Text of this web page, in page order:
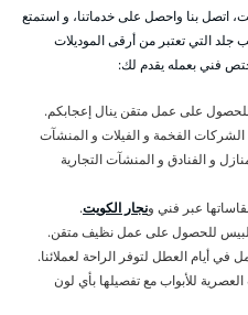
اتصل بنا واحصل على خدماتنا، و استمتع
جلد التي تعتبر من أرقى الموديلات
فني بعمله يقدم لك:
للحصول على عمل متقن ينال إعجابكم.
الفخمة و الفيلات و المنشآت
و الفنادق و المنشآت التجارية
عبر فني ونجار الكويت.
للحصول على عمل نظيف متقن.
في أيام العطل لتوفر الراحة لعملائنا.
للأبواب مع تفصيلها بأي لون